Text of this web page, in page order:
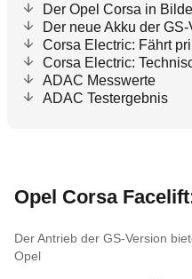
Der Opel Corsa in
Der neue Akku der GS-
Corsa Electric: Fährt
Corsa Electric:
ADAC Messwerte
ADAC Testergebnis
Opel Corsa
Der Antrieb der GS-Version
Opel